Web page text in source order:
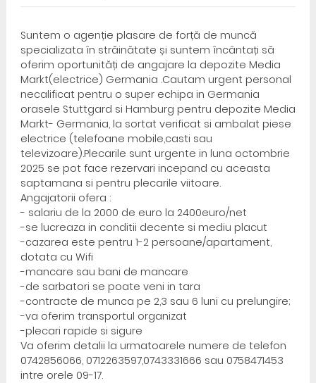
Suntem o agenție plasare de forță de muncă
specializata în străinătate și suntem încântați să
oferim oportunități de angajare la depozite Media
Markt(electrice) Germania .Cautam urgent personal
necalificat pentru o super echipa in Germania
orasele Stuttgard si Hamburg pentru depozite Media
Markt- Germania, la sortat verificat si ambalat piese
electrice (telefoane mobile,casti sau
televizoare).Plecarile sunt urgente in luna octombrie
2025 se pot face rezervari incepand cu aceasta
saptamana si pentru plecarile viitoare.
Angajatorii ofera :
- salariu de la 2000 de euro la 2400euro/net
-se lucreaza in conditii decente si mediu placut
-cazarea este pentru 1-2 persoane/apartament,
dotata cu Wifi
-mancare sau bani de mancare
-de sarbatori se poate veni in tara
-contracte de munca pe 2,3 sau 6 luni cu prelungire;
-va oferim transportul organizat
-plecari rapide si sigure
Va oferim detalii la urmatoarele numere de telefon
0742856066, 0712263597,0743331666 sau 0758471453
intre orele 09-17.